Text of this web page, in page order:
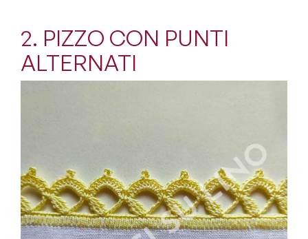
2. PIZZO CON PUNTI
ALTERNATI